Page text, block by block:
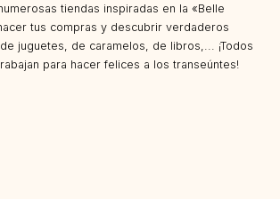
tiendas inspiradas en la «Belle
tus compras y descubrir verdaderos
juguetes, de caramelos, de libros,... ¡Todos
para hacer felices a los transeúntes!